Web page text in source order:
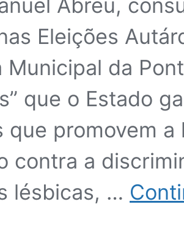
Abreu,
Eleições
Municipal da
que o Estado
que promovem
contra a
lésbicas, …